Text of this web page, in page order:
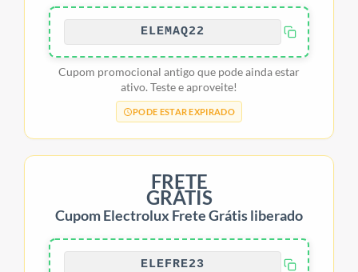
ELEMAQ22
Cupom promocional antigo que pode ainda estar
ativo. Teste e aproveite!
PODE ESTAR EXPIRADO
FRETE
GRÁTIS
Cupom Electrolux Frete Grátis liberado
ELEFRE23